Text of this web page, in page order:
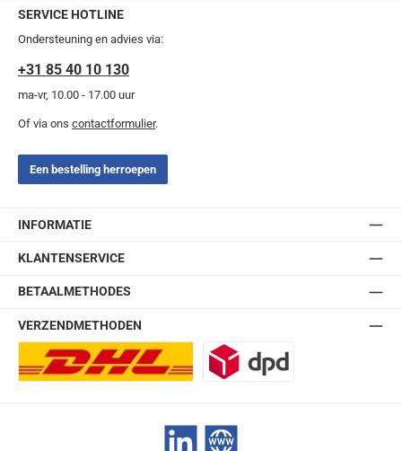
SERVICE HOTLINE
Ondersteuning en advies via:
+31 85 40 10 130
ma-vr, 10.00 - 17.00 uur
Of via ons contactformulier.
Een bestelling herroepen
INFORMATIE
KLANTENSERVICE
BETAALMETHODES
VERZENDMETHODEN
LinkedIn Website